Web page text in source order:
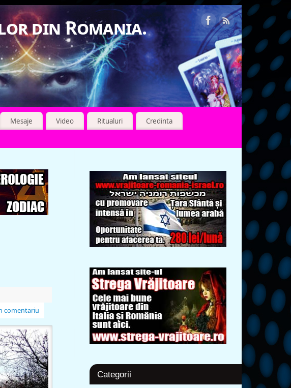
din Romania.
Mesaje Video Ritualuri
Credinta
comentariu
Categorii